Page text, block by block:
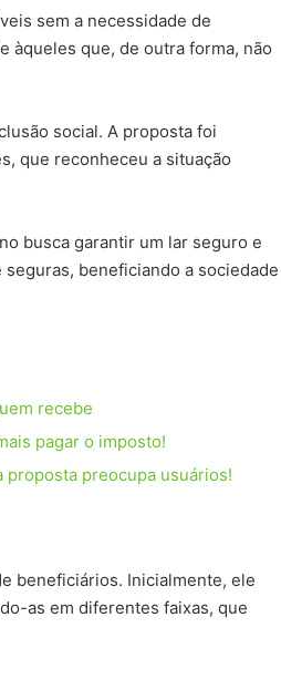
sem a necessidade de
àqueles que, de outra forma, não
social. A proposta foi
que reconheceu a situação
busca garantir um lar seguro e
beneficiando a sociedade
recebe
pagar o imposto!
proposta preocupa usuários!
beneficiários. Inicialmente, ele
as em diferentes faixas, que